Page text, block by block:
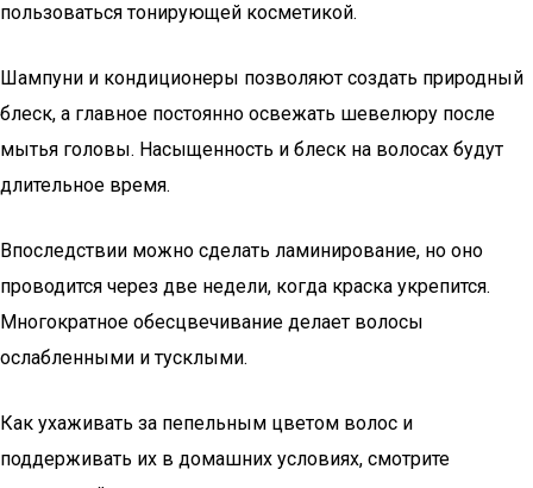
пользоваться тонирующей косметикой.
Шампуни и кондиционеры позволяют создать природный
блеск, а главное постоянно освежать шевелюру после
мытья головы. Насыщенность и блеск на волосах будут
длительное время.
Впоследствии можно сделать ламинирование, но оно
проводится через две недели, когда краска укрепится.
Многократное обесцвечивание делает волосы
ослабленными и тусклыми.
Как ухаживать за пепельным цветом волос и
поддерживать их в домашних условиях, смотрите